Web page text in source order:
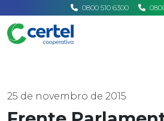
0800 510 6300
Certel
25 de novembro de 2015